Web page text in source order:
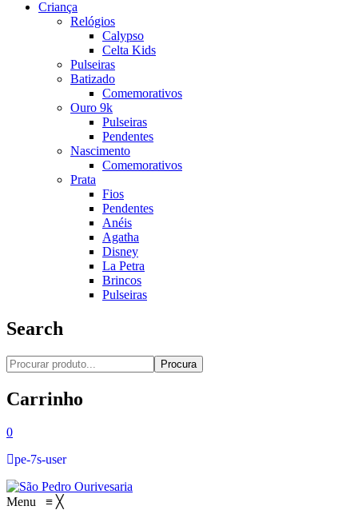
Criança
Relógios
Calypso
Celta Kids
Pulseiras
Batizado
Comemorativos
Ouro 9k
Pulseiras
Pendentes
Nascimento
Comemorativos
Prata
Fios
Pendentes
Anéis
Agatha
Disney
La Petra
Brincos
Pulseiras
Search
Procura
Carrinho
0
pe-7s-user
Menu ≡ ╳